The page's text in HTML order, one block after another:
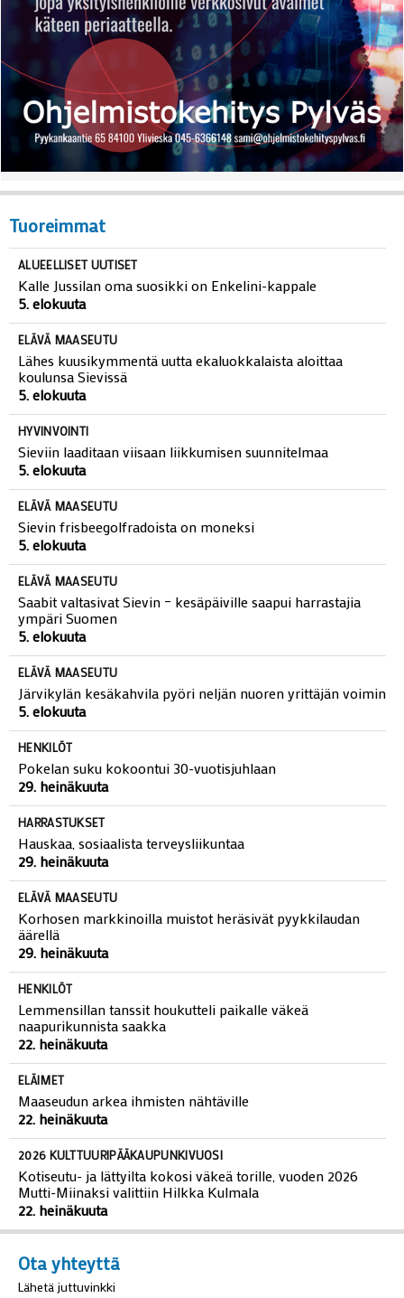
Tuoreimmat
ALUEELLISET UUTISET
Kalle Jussilan oma suosikki on Enkelini-kappale
5. elokuuta
ELÄVÄ MAASEUTU
Lähes kuusikymmentä uutta ekaluokkalaista aloittaa
koulunsa Sievissä
5. elokuuta
HYVINVOINTI
Sieviin laaditaan viisaan liikkumisen suunnitelmaa
5. elokuuta
ELÄVÄ MAASEUTU
Sievin frisbeegolfradoista on moneksi
5. elokuuta
ELÄVÄ MAASEUTU
Saabit valtasivat Sievin – kesäpäiville saapui harrastajia
ympäri Suomen
5. elokuuta
ELÄVÄ MAASEUTU
Järvikylän kesäkahvila pyöri neljän nuoren yrittäjän voimin
5. elokuuta
HENKILÖT
Pokelan suku kokoontui 30-vuotisjuhlaan
29. heinäkuuta
HARRASTUKSET
Hauskaa, sosiaalista terveysliikuntaa
29. heinäkuuta
ELÄVÄ MAASEUTU
Korhosen markkinoilla muistot heräsivät pyykkilaudan
äärellä
29. heinäkuuta
HENKILÖT
Lemmensillan tanssit houkutteli paikalle väkeä
naapurikunnista saakka
22. heinäkuuta
ELÄIMET
Maaseudun arkea ihmisten nähtäville
22. heinäkuuta
2026 KULTTUURIPÄÄKAUPUNKIVUOSI
Kotiseutu- ja lättyilta kokosi väkeä torille, vuoden 2026
Mutti-Miinaksi valittiin Hilkka Kulmala